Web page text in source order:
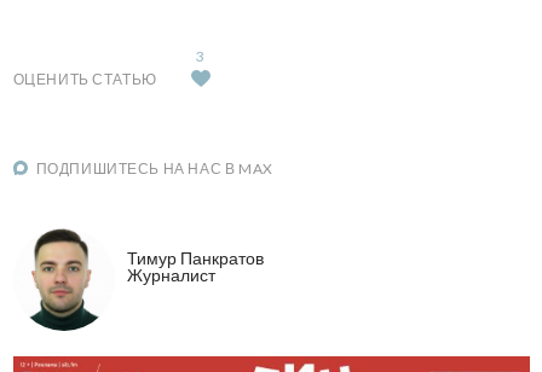
ОЦЕНИТЬ СТАТЬЮ
3
ПОДПИШИТЕСЬ НА НАС В MAX
Тимур Панкратов
Журналист